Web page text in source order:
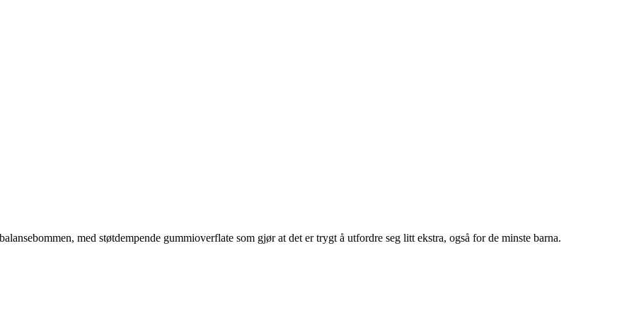
med støtdempende gummioverflate som gjør at det er trygt å utfordre seg litt ekstra, også for de minste barna.